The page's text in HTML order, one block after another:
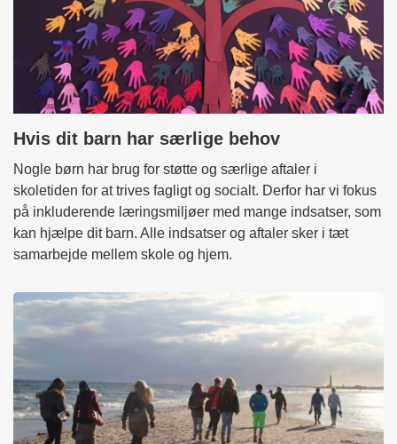
Hvis dit barn har særlige behov
Nogle børn har brug for støtte og særlige aftaler i
skoletiden for at trives fagligt og socialt. Derfor har vi fokus
på inkluderende læringsmiljøer med mange indsatser, som
kan hjælpe dit barn. Alle indsatser og aftaler sker i tæt
samarbejde mellem skole og hjem.